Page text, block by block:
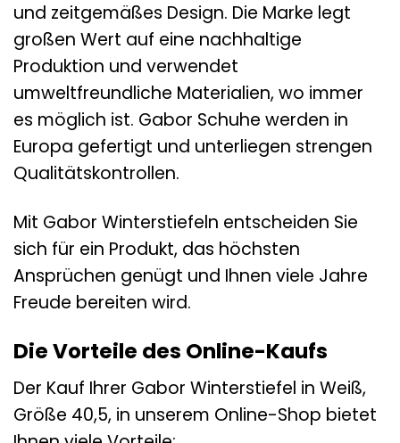
und zeitgemäßes Design. Die Marke legt
großen Wert auf eine nachhaltige
Produktion und verwendet
umweltfreundliche Materialien, wo immer
es möglich ist. Gabor Schuhe werden in
Europa gefertigt und unterliegen strengen
Qualitätskontrollen.
Mit Gabor Winterstiefeln entscheiden Sie
sich für ein Produkt, das höchsten
Ansprüchen genügt und Ihnen viele Jahre
Freude bereiten wird.
Die Vorteile des Online-Kaufs
Der Kauf Ihrer Gabor Winterstiefel in Weiß,
Größe 40,5, in unserem Online-Shop bietet